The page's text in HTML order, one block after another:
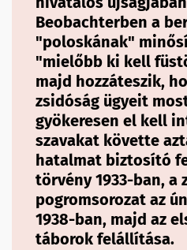
Beobachterben a
"poloskának"
"mielőbb ki kell
majd hozzáteszik,
zsidóság ügyeit
gyökeresen el kell
szavakat követte
hatalmat biztosító
törvény 1933-ban, a
pogromsorozat az
1938-ban, majd az
táborok felállítása.